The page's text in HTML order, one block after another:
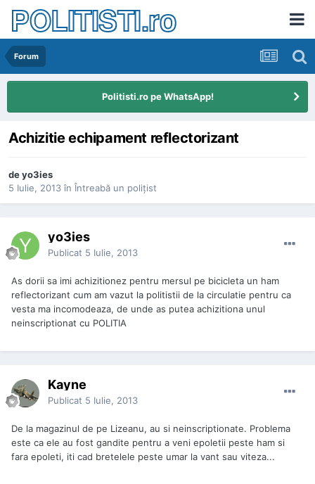
POLITISTI.ro
Forum
Politisti.ro pe WhatsApp!
Achizitie echipament reflectorizant
deyo3ies
5 Iulie, 2013 în Întreabă un poliţist
yo3ies
Publicat 5 Iulie, 2013
As dorii sa imi achizitionez pentru mersul pe bicicleta un ham
reflectorizant cum am vazut la politistii de la circulatie pentru ca
vesta ma incomodeaza, de unde as putea achizitiona unul
neinscriptionat cu POLITIA
Kayne
Publicat 5 Iulie, 2013
De la magazinul de pe Lizeanu, au si neinscriptionate. Problema
este ca ele au fost gandite pentru a veni epoletii peste ham si
fara epoleti, iti cad bretelele peste umar la vant sau viteza...